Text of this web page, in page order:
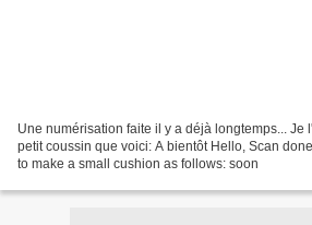
Une numérisation faite il y a déjà longtemps... Je
petit coussin que voici: A bientôt Hello, Scan
to make a small cushion as follows: soon